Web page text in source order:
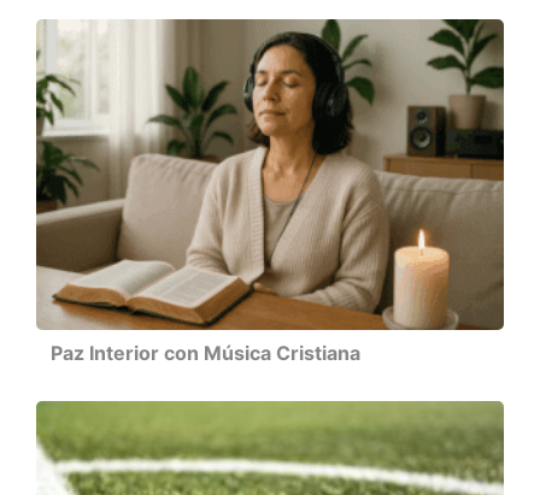
Paz Interior con Música Cristiana